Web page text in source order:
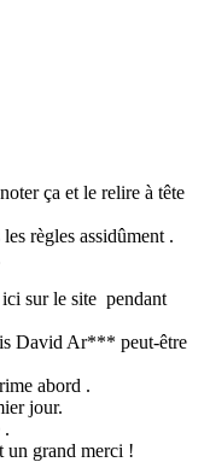
ça et le relire à tête
règles assidûment .
sur le site pendant
David Ar*** peut-être
abord .
jour.
.
un grand merci !